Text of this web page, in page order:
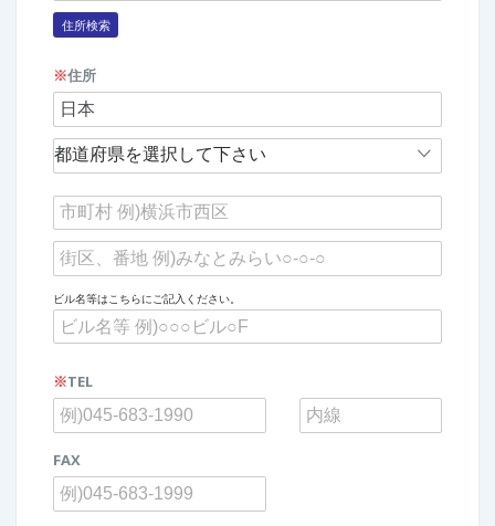
住所検索
※住所
ビル名等はこちらにご記入ください。
※TEL
FAX